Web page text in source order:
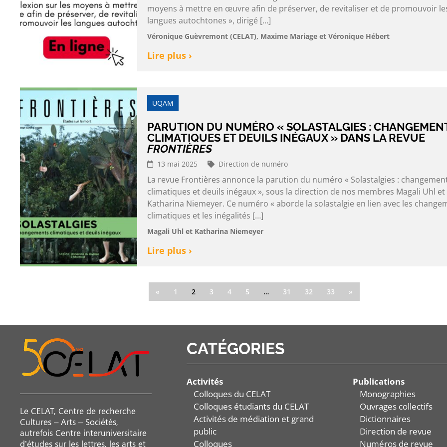
moyens à mettre en œuvre afin de préserver, de revitaliser et de promouvoir
langues autochtones », dirigé […]
Véronique Guèvremont (CELAT), Maxime Mariage et Véronique Hébert
Lire plus ›
UQAM
PARUTION DU NUMÉRO « SOLASTALGIES :
CLIMATIQUES ET DEUILS INÉGAUX » DANS LA REVUE
FRONTIÈRES
13 mai 2025 Direction de numéro
La revue Frontières annonce la parution du numéro « Solastalgies :
climatiques et deuils inégaux », sous la direction de nos membres Magali Uhl et
Katharina Niemeyer. Ce numéro « aborde la solastalgie en lien avec les
climatiques et les inégalités […]
Magali Uhl et Katharina Niemeyer
Lire plus ›
« 1 2 3 4 5 … 31 32 33 »
Le CELAT, Centre de recherche
Cultures – Arts – Sociétés,
autrefois Centre interuniversitaire
d’études sur les lettres, les arts et
CATÉGORIES
Activités
Colloques du CELAT
Colloques étudiants du CELAT
Activités de médiation et grand
public
Colloques
Publications
Monographies
Ouvrages collectifs
Dictionnaires
Direction de revue
Numéros de revue